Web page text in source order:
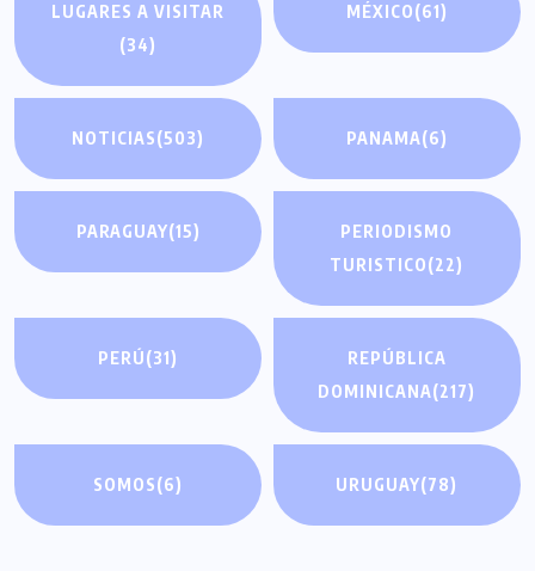
LUGARES A VISITAR
(34)
MÉXICO(61)
NOTICIAS(503) PANAMA(6)
PARAGUAY(15)
PERIODISMO
TURISTICO(22)
PERÚ(31)
REPÚBLICA
DOMINICANA(217)
SOMOS(6) URUGUAY(78)